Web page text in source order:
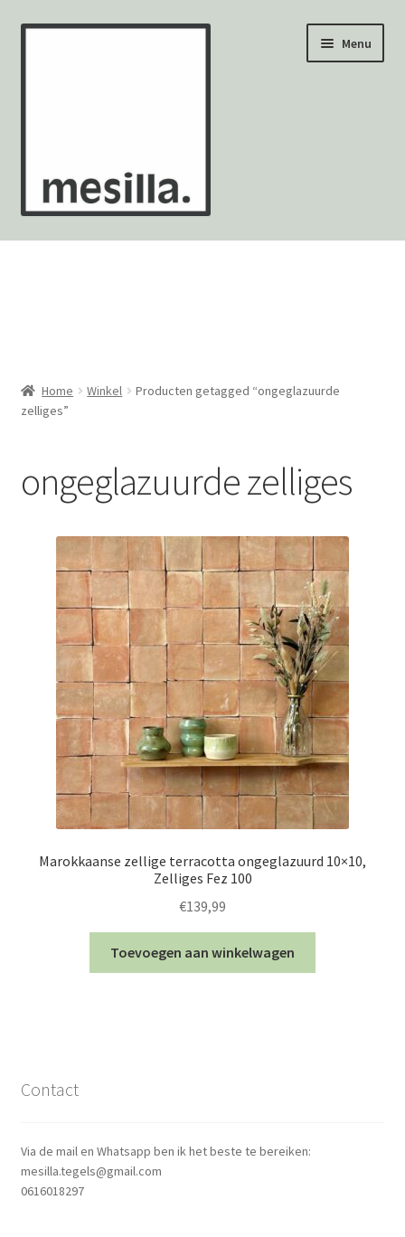
Ga
Ga
Menu
Wandtegels
Mozaïekvellen
Contact
Home Winkel
Producten getagged “ongeglazuurde
zelliges”
ongeglazuurde zelliges
Marokkaanse zellige terracotta ongeglazuurd 10×10,
Zelliges Fez 100
€139,99
Toevoegen aan winkelwagen
Contact
Via de mail en Whatsapp ben ik het beste te bereiken:
mesilla.tegels@gmail.com
0616018297